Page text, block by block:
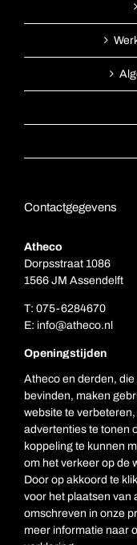
Contactgegevens
Atheco
Dorpsstraat 1086
1566 JM Assendelft
T: 075-6284670
E: info@atheco.nl
Openingstijden
Za: Gesloten
Zo. Gesloten
Atheco en derden,
bevinden, maken
website te
advertenties te tonen
koppeling te kunnen
om het verkeer op de
Door op akkoord te
voor het plaatsen van
omschreven in onze
meer informatie naar